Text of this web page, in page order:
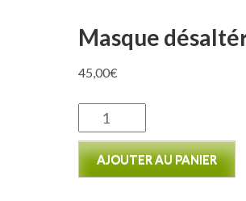
Masque
45,00€
quantité
de
Masque
AJOUTER AU PANIER